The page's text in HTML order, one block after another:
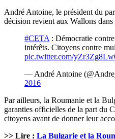
André Antoine, le président du
décision revient aux Wallons
#CETA : Démocratie
intérêts. Citoyens contre
pic.twitter.com/
— André Antoine
2016
Par ailleurs, la Roumanie et la
garanties officielles de la part du
citoyens avant de donner leur
>> Lire : La Bulgarie et la